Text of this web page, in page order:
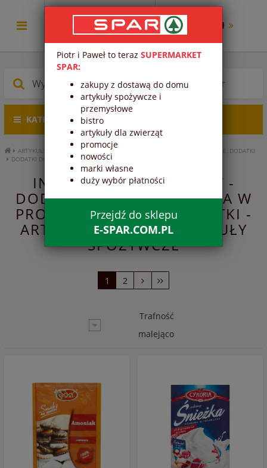
0.00 zł
KATEGORIE PRODUKTÓW
ARTYKUŁY SPOŻYWCZE ARTYKUŁY SYPKIE
CIASTA W PROSZKU, BAKALIE, DODATKI
DODATKI DO CIAST
INNE DODATKI DO CIAST
INNE DODATKI DO CIAST -
DODATKI DO CIAST - CIASTA W
PROSZKU, BAKALIE, DODATKI -
ARTYKUŁY SYPKIE - ARTYKUŁY
SPOŻYWCZE
1 2
Trafność
malejąco
Piotr i Paweł to teraz SUPERMARKET
SPAR:
zakupy z dostawą do domu
artykuły spożywcze i
przemysłowe
bistro
artykuły dla zwierząt
promocje
nowości
marki własne
duży wybór płatności
Przejdź do sklepu
E-SPAR.COM.PL